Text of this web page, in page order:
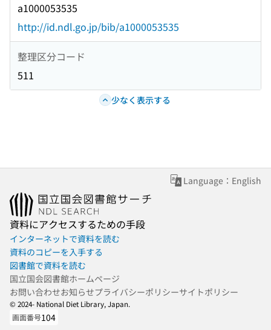
a1000053535
http://id.ndl.go.jp/bib/a1000053535
整理区分コード
511
少なく表示する
Language：English
資料にアクセスするための手段
インターネットで資料を読む
資料のコピーを入手する
図書館で資料を読む
国立国会図書館ホームページ
お問い合わせお知らせプライバシーポリシーサイトポリシー
© 2024- National Diet Library, Japan.
画面番号104